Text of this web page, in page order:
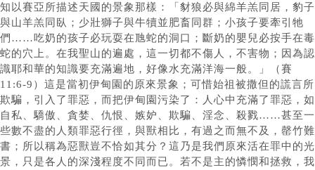
知以賽亞所描述天國的景象那樣：「豺狼必與綿羊羔同居，豹子
與山羊羔同臥；少壯獅子與牛犢並肥畜同群；小孩子要牽引牠
們……吃奶的孩子必玩耍在虺蛇的洞口；斷奶的嬰兒必按手在毒
蛇的穴上。在我聖山的遍處，這一切都不傷人，不害物；因為認
識耶和華的知識要充滿遍地，好像水充滿洋海一般。」（賽
11:6-9）這是當初伊甸園的原來景象；可惜始祖被撒但的謊言所
欺騙，引入了罪惡，而把伊甸園污染了：人心中充滿了罪惡，如
自私、驕傲、貪婪、仇恨、嫉妒、欺騙、淫念、殺戮……甚至一
些數不盡的人類罪惡行徑，與獸相比，有過之而無不及，罄竹難
書；所以稱為惡獸豈不恰如其分？這乃是我們原來活在罪中的光
景，只是各人的深淺程度不同而已。若不是主的憐憫和拯救，我